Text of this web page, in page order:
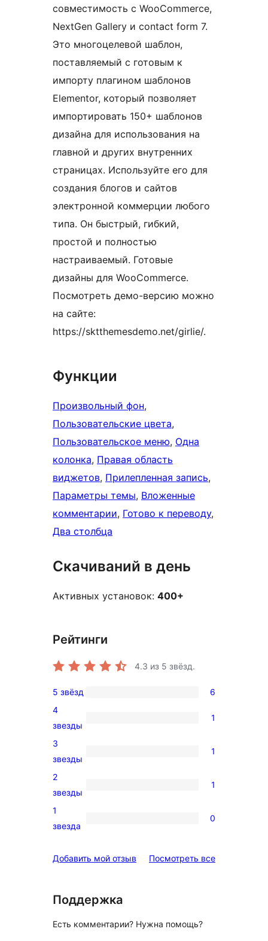
совместимость с WooCommerce,
NextGen Gallery и contact form 7.
Это многоцелевой шаблон,
поставляемый с готовым к
импорту плагином шаблонов
Elementor, который позволяет
импортировать 150+ шаблонов
дизайна для использования на
главной и других внутренних
страницах. Используйте его для
создания блогов и сайтов
электронной коммерции любого
типа. Он быстрый, гибкий,
простой и полностью
настраиваемый. Готовые
дизайны для WooCommerce.
Посмотреть демо-версию можно
на сайте:
https://sktthemesdemo.net/girlie/.
Функции
Произвольный фон
Пользовательские цвета
Пользовательское меню, Одна
колонка, Правая область
виджетов, Прилепленная запись
Параметры темы, Вложенные
комментарии, Готово к переводу
Два столбца
Скачиваний в день
Активных установок: 400+
Рейтинги
4.3 из 5 звёзд.
6
5-
звездный
отзыв
5 звёзд 6
1
4-
звездный
4
звезды
1
1
3-
звездный
3
звезды
1
1
2-
звездный
2
звезды
1
0
звездный
1
звезда
0
Добавить мой отзыв Посмотреть всеотзывы
Поддержка
Есть комментарии? Нужна помощь?